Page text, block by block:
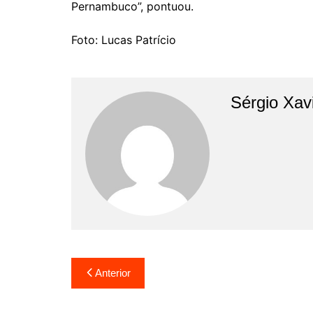
Pernambuco”, pontuou.
Foto: Lucas Patrício
Sérgio
Anterior